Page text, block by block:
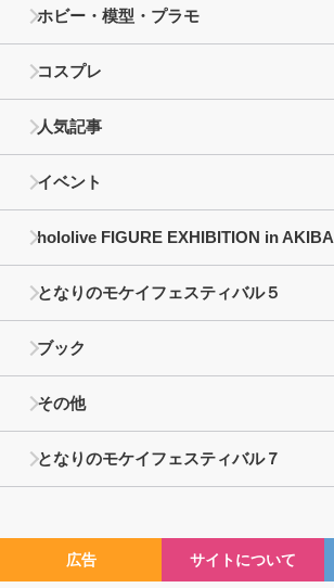
ホビー・模型・プラモ
コスプレ
人気記事
イベント
hololive FIGURE EXHIBITION in AKIBA
となりのモケイフェスティバル５
ブック
その他
となりのモケイフェスティバル７
広告 サイトについて